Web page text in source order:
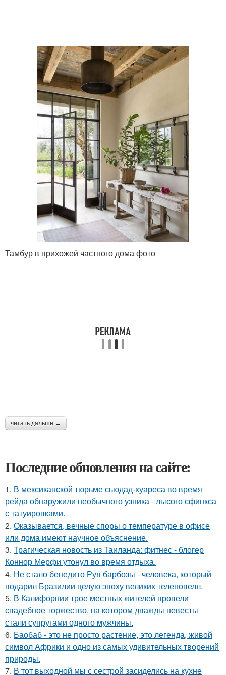
Тамбур в прихожей частного дома фото
читать дальше →
Последние обновления на сайте:
1. В мексиканской тюрьме сьюдад-хуареса во время
рейда обнаружили необычного узника - лысого сфинкса
с татуировками.
2. Оказывается, вечные споры о температуре в офисе
или дома имеют научное объяснение.
3. Трагическая новость из Таиланда: фитнес - блогер
Коннор Мерфи утонул во время отдыха.
4. Не стало бенедито Руя барбозы - человека, который
подарил Бразилии целую эпоху великих теленовелл.
5. В Калифорнии трое местных жителей провели
свадебное торжество, на котором дважды невесты
стали супругами одного мужчины.
6. Баобаб - это не просто растение, это легенда, живой
символ Африки и одно из самых удивительных творений
природы.
7. В тот выходной мы с сестрой засиделись на кухне